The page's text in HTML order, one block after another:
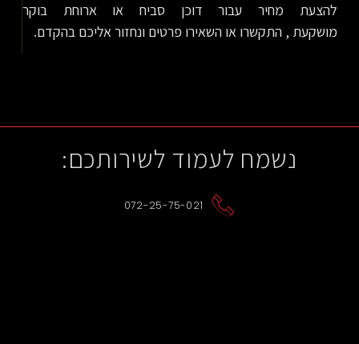
להצעת מחיר עבור דוכן סביח או ארוחת בוקר
מושקעת , התקשרו או השאירו פרטים ונחזור אליכם בהקדם.
נשמח לעמוד לשירותכם:
072-25-75-021